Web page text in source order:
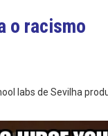
o racismo
labs de Sevilha